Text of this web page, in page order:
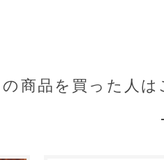
の商品を買った人